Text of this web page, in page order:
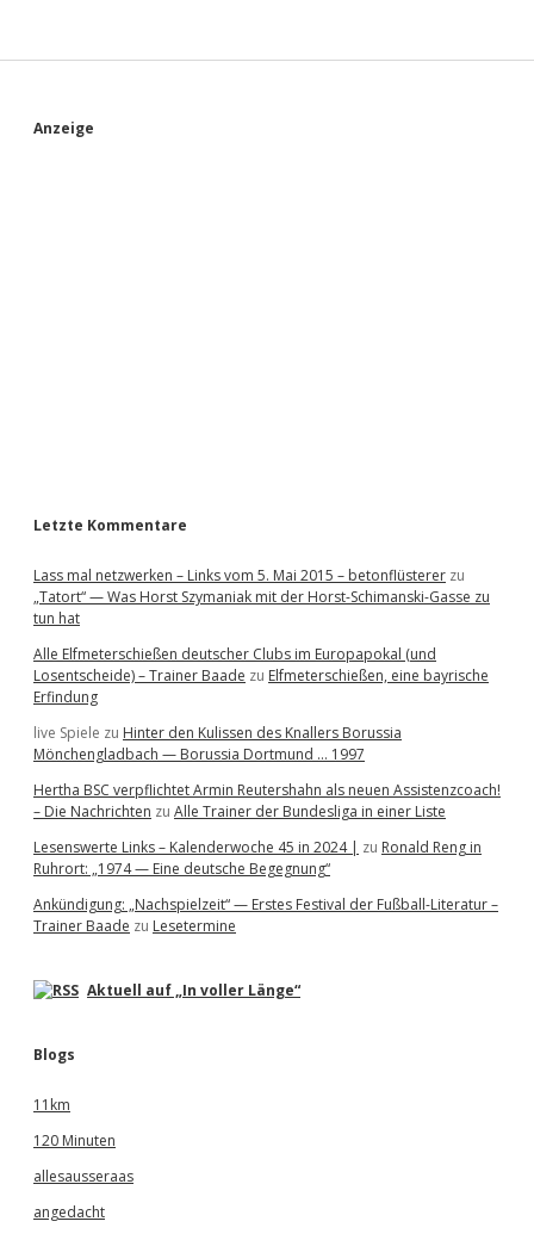
S
Anzeige
Letzte Kommentare
Lass mal netzwerken – Links vom 5. Mai 2015 – betonflüsterer zu
„Tatort“ — Was Horst Szymaniak mit der Horst-Schimanski-Gasse zu
tun hat
Alle Elfmeterschießen deutscher Clubs im Europapokal (und
Losentscheide) – Trainer Baade zu Elfmeterschießen, eine bayrische
Erfindung
live Spiele zu Hinter den Kulissen des Knallers Borussia
Mönchengladbach — Borussia Dortmund … 1997
Hertha BSC verpflichtet Armin Reutershahn als neuen Assistenzcoach!
– Die Nachrichten zu Alle Trainer der Bundesliga in einer Liste
Lesenswerte Links – Kalenderwoche 45 in 2024 | zu Ronald Reng in
Ruhrort: „1974 — Eine deutsche Begegnung“
Ankündigung: „Nachspielzeit“ — Erstes Festival der Fußball-Literatur –
Trainer Baade zu Lesetermine
Aktuell auf „In voller Länge“
Blogs
11km
120 Minuten
allesausseraas
angedacht